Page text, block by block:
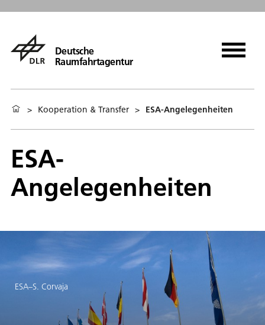
Deutsche
Raumfahrtagentur
> Kooperation & Transfer > ESA-Angelegenheiten
ESA-
Angelegenheiten
ESA–S. Corvaja